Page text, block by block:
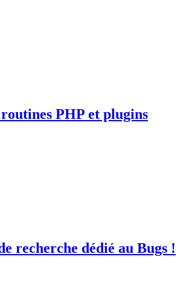
PHP et plugins
recherche dédié au Bugs !